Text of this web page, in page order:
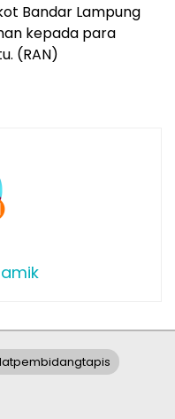
Bandar Lampung
kepada para
(RAN)